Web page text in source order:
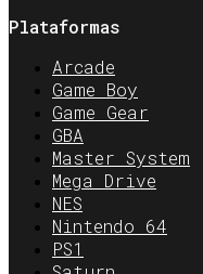
Plataformas
Arcade
Game Boy
Game Gear
GBA
Master System
Mega Drive
NES
Nintendo 64
PS1